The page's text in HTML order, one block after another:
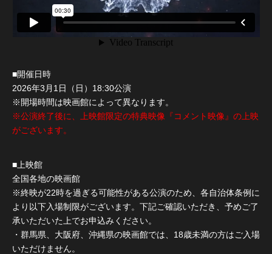
■開催日時
2026年3月1日（日）18:30公演
※開場時間は映画館によって異なります。
※公演終了後に、上映館限定の特典映像『コメント映像』の上映
がございます。
■上映館
全国各地の映画館
※終映が22時を過ぎる可能性がある公演のため、各自治体条例に
より以下入場制限がございます。下記ご確認いただき、予めご了
承いただいた上でお申込みください。
・群馬県、大阪府、沖縄県の映画館では、18歳未満の方はご入場
いただけません。